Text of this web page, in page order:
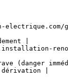
|
(danger
|